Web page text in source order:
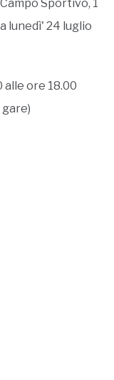
Sportivo, 1
lunedì' 24 luglio
alle ore 18.00